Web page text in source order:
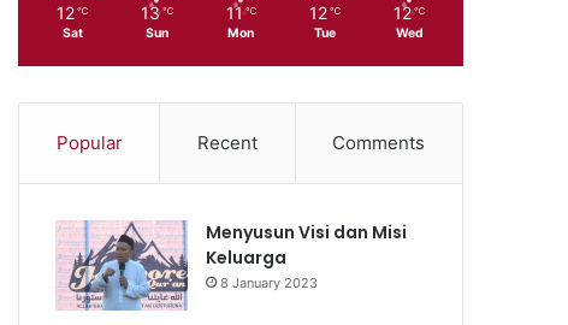
12 ℃
Sat
13 ℃
Sun
11 ℃
Mon
12 ℃
Tue
12 ℃
Wed
Popular Recent Comments
Menyusun Visi dan Misi
Keluarga
8 January 2023